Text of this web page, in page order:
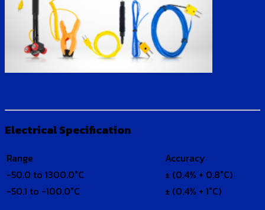
Electrical Specification
Range
Accuracy
-50.0 to 1300.0°C
± (0.4% + 0.8°C)
-50.1 to -100.0°C
± (0.4% + 1°C)